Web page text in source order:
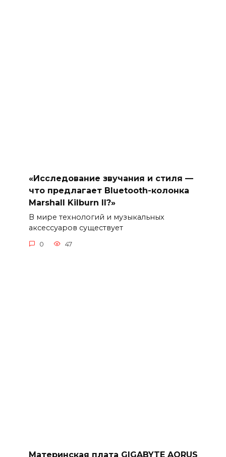
«Исследование звучания и стиля —
что предлагает Bluetooth-колонка
Marshall Kilburn II?»
В мире технологий и музыкальных
аксессуаров существует
0 47
Материнская плата GIGABYTE AORUS